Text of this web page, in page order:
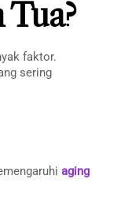
faktor.
sering
aging